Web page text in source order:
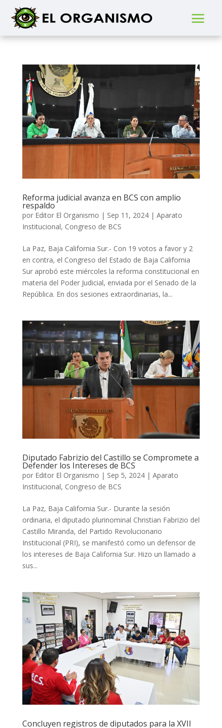
Reforma judicial avanza en BCS con amplio
respaldo
por Editor El Organismo | Sep 11, 2024| Aparato
Institucional, Congreso de BCS
La Paz, Baja California Sur.- Con 19 votos a favor y 2
en contra, el Congreso del Estado de Baja California
Sur aprobó este miércoles la reforma constitucional en
materia del Poder Judicial, enviada por el Senado de la
República. En dos sesiones extraordinarias, la...
Diputado Fabrizio del Castillo se Compromete a
Defender los Intereses de BCS
por Editor El Organismo | Sep 5, 2024| Aparato
Institucional, Congreso de BCS
La Paz, Baja California Sur.- Durante la sesión
ordinaria, el diputado plurinominal Christian Fabrizio del
Castillo Miranda, del Partido Revolucionario
Institucional (PRI), se manifestó como un defensor de
los intereses de Baja California Sur. Hizo un llamado a
sus...
Concluyen registros de diputados para la XVII